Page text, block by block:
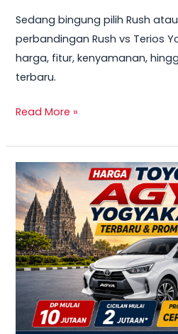
Sedang bingung pilih Rush
perbandingan Rush vs Terios
harga, fitur, kenyamanan,
terbaru.
Read More »
TERBARU!
Harga
Agya
Yogyakarta
–
Promo
DP
Ringan